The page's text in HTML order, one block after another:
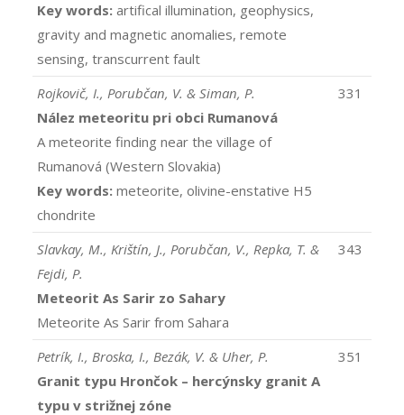
Key words:artifical illumination, geophysics,
gravity and magnetic anomalies, remote
sensing, transcurrent fault
Rojkovič, I., Porubčan, V. & Siman, P.
Nález meteoritu pri obci Rumanová
A meteorite finding near the village of
Rumanová (Western Slovakia)
Key words:meteorite, olivine-enstative H5
chondrite
331
Slavkay, M., Krištín, J., Porubčan, V., Repka, T. &
Fejdi, P.
Meteorit As Sarir zo Sahary
Meteorite As Sarir from Sahara
343
Petrík, I., Broska, I., Bezák, V. & Uher, P.
Granit typu Hrončok – hercýnsky granit A
typu v strižnej zóne
351